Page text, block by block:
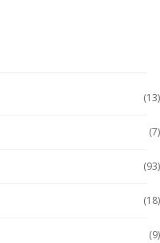
(13)
(7)
(93)
(18)
(9)